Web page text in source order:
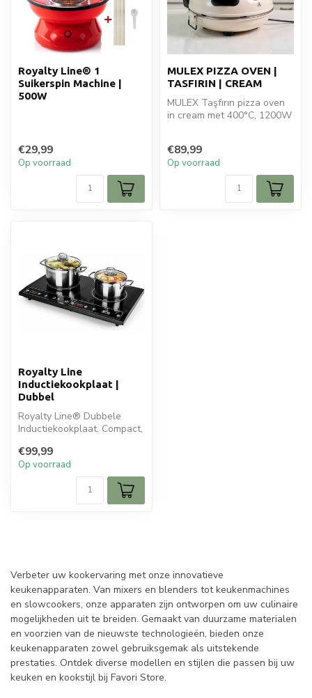
Royalty Line® 1
Suikerspin Machine |
500W
€29,99
Op voorraad
MULEX PIZZA OVEN |
TASFIRIN | CREAM
MULEX Taşfırın pizza oven
in cream met 400°C, 1200W
€89,99
Op voorraad
Royalty Line
Inductiekookplaat |
Dubbel
Royalty Line® Dubbele
Inductiekookplaat. Compact,
Ide...
€99,99
Op voorraad
Verbeter uw kookervaring met onze innovatieve
keukenapparaten. Van mixers en blenders tot keukenmachines
en slowcookers, onze apparaten zijn ontworpen om uw culinaire
mogelijkheden uit te breiden. Gemaakt van duurzame materialen
en voorzien van de nieuwste technologieën, bieden onze
keukenapparaten zowel gebruiksgemak als uitstekende
prestaties. Ontdek diverse modellen en stijlen die passen bij uw
keuken en kookstijl bij Favori Store.